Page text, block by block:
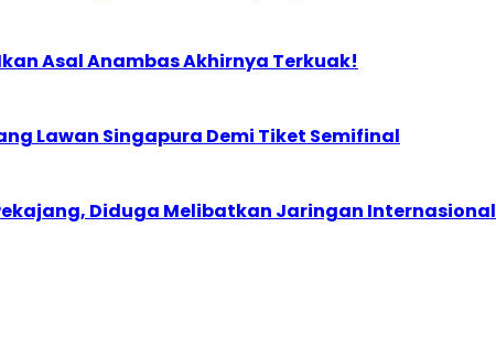
Asal Anambas Akhirnya Terkuak!
Lawan Singapura Demi Tiket Semifinal
Diduga Melibatkan Jaringan Internasional